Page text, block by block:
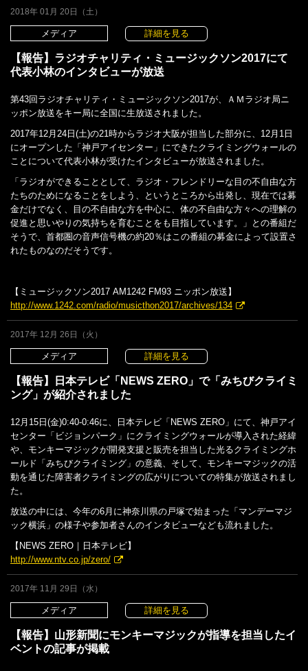
2018年 01月 20日（土）
メディア 詳細を見る
【報告】ラジオチャリティ・ミュージックソン2017にて
代表小林のインタビューが放送
第43回ラジオチャリティ・ミュージックソン2017が、ＡＭラジオ局ニ
ッポン放送をキー局に全国に生放送されました。
2017年12月24日(土)の21時からラジオ大阪が担当した部分に、12月1日
にオープンした「神戸アイセンター」にできたクライミングウォールの
ことについて代表小林が受けたインタビューが放送されました。
「ラジオができることとして、ラジオ・フレンドリーな目の不自由な方
たちのためになることをしよう、というところから出発し、現在では募
金だけでなく、目の不自由な方を中心に、体の不自由な方々への理解の
促進と思いやりの気持ちを育むことをも目指しています。」との番組だ
そうで、首都圏の音声信号機の約20％はこの番組の募金によって設置さ
れたものなのだそうです。
【ミュージックソン2017 AM1242 FM93 ニッポン放送】
http://www.1242.com/radio/musicthon2017/archives/134
2017年 12月 26日（火）
メディア 詳細を見る
【報告】日本テレビ「NEWS ZERO」で「みちびクライミ
ング」が紹介されました
12月15日(金)0:40-0:46に、日本テレビ「NEWS ZERO」にて、神戸アイ
センター「ビジョンパーク」にクライミングウォールが導入された経緯
や、モンキーマジックが開発支援と販売を担当した光るクライミングホ
ールド「みちびクライミング」の意義、そして、モンキーマジックの活
動を通じた障害者クライミングの広がりについての特集が放送されまし
た。
放送の中には、今年の6月に神奈川県の戸塚で始まった「マンデーマジ
ック横浜」の様子や参加者さんのインタビューなども流れました。
【NEWS ZERO｜日本テレビ】
http://www.ntv.co.jp/zero/
2017年 11月 29日（水）
メディア 詳細を見る
【報告】山形新聞にモンキーマジックが指導を担当したイ
ベントの記事が掲載